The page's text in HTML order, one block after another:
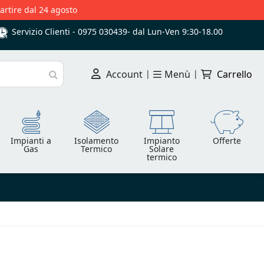
dal 24 agosto
Servizio Clienti - 0975 030439- dal Lun-Ven 9:30-18.00
Cerca
Account | Menù | Carrello
Impianti a
Gas
Isolamento
Termico
Impianto
Solare
termico
Offerte